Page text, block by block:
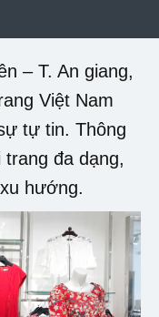
– T. An giang,
Việt Nam
tự tin. Thông
đa dạng,
hướng.